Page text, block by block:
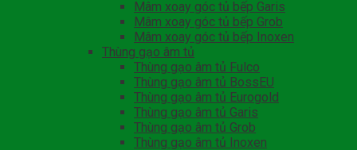
Mâm xoay góc tủ bếp Garis
Mâm xoay góc tủ bếp Grob
Mâm xoay góc tủ bếp Inoxen
Thùng gạo âm tủ
Thùng gạo âm tủ Fulco
Thùng gạo âm tủ BossEU
Thùng gạo âm tủ Eurogold
Thùng gạo âm tủ Garis
Thùng gạo âm tủ Grob
Thùng gạo âm tủ Inoxen